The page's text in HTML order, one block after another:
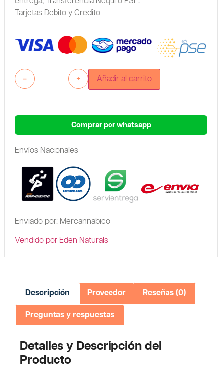
Tarjetas Debito y Credito
+
- Añadir al carrito
Comprar por whatsapp
Envíos Nacionales
Enviado por: Mercannabico
Vendido por Eden Naturals
Descripción Proveedor Reseñas (0)
Preguntas y respuestas
Detalles y Descripción del
Producto